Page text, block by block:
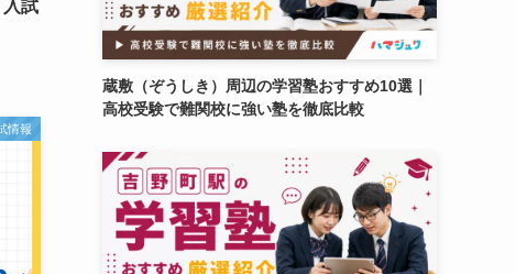
入試
情報
蔵敷（ぞうしき）周辺の学習塾おすすめ10選｜
高校受験で難関校に強い塾を徹底比較